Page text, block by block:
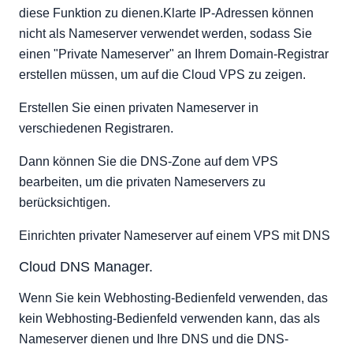
diese Funktion zu dienen.Klarte IP-Adressen können
nicht als Nameserver verwendet werden, sodass Sie
einen "Private Nameserver" an Ihrem Domain-Registrar
erstellen müssen, um auf die Cloud VPS zu zeigen.
Erstellen Sie einen privaten Nameserver in
verschiedenen Registraren.
Dann können Sie die DNS-Zone auf dem VPS
bearbeiten, um die privaten Nameservers zu
berücksichtigen.
Einrichten privater Nameserver auf einem VPS mit DNS
Cloud DNS Manager.
Wenn Sie kein Webhosting-Bedienfeld verwenden, das
kein Webhosting-Bedienfeld verwenden kann, das als
Nameserver dienen und Ihre DNS und die DNS-